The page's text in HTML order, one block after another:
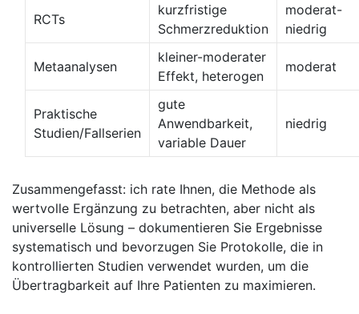
RCTs
kurzfristige
Schmerzreduktion
moderat-
niedrig
Metaanalysen
kleiner-moderater
⁢Effekt, heterogen
moderat
Praktische
Studien/Fallserien
gute
Anwendbarkeit,
variable Dauer
niedrig
Zusammengefasst: ich rate Ihnen, die Methode ⁤als
wertvolle Ergänzung zu betrachten, aber nicht als
universelle Lösung – dokumentieren Sie Ergebnisse
systematisch und bevorzugen Sie Protokolle, die in
kontrollierten Studien verwendet wurden, um die
Übertragbarkeit auf Ihre Patienten zu maximieren.